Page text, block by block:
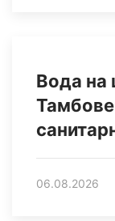
Вода на
Тамбове
06.08.2026